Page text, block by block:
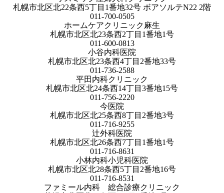
札幌市北区北22条西5丁目1番地32号 ボアソルテN22 2階
011-700-0505
ホームケアクリニック麻生
札幌市北区北23条西2丁目1番地1号
011-600-0813
小谷内科医院
札幌市北区北23条西4丁目2番地33号
011-736-2588
平田内科クリニック
札幌市北区北24条西14丁目3番地15号
011-756-2220
今医院
札幌市北区北25条西8丁目2番地3号
011-716-9255
辻外科医院
札幌市北区北26条西7丁目1番地1号
011-716-8631
小林内科小児科医院
札幌市北区北28条西5丁目2番地16号
011-716-8531
ファミール内科 総合診療クリニック